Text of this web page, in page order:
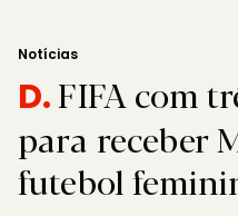
Notícias
D.FIFA com
para receber
futebol